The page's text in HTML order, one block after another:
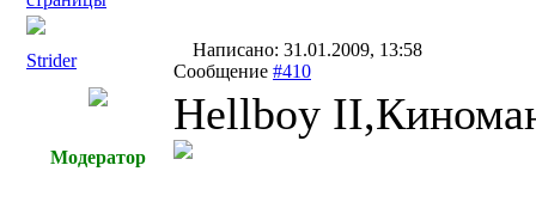
Strider
Написано: 31.01.2009, 13:58
Сообщение #410
Модератор
Неllboy